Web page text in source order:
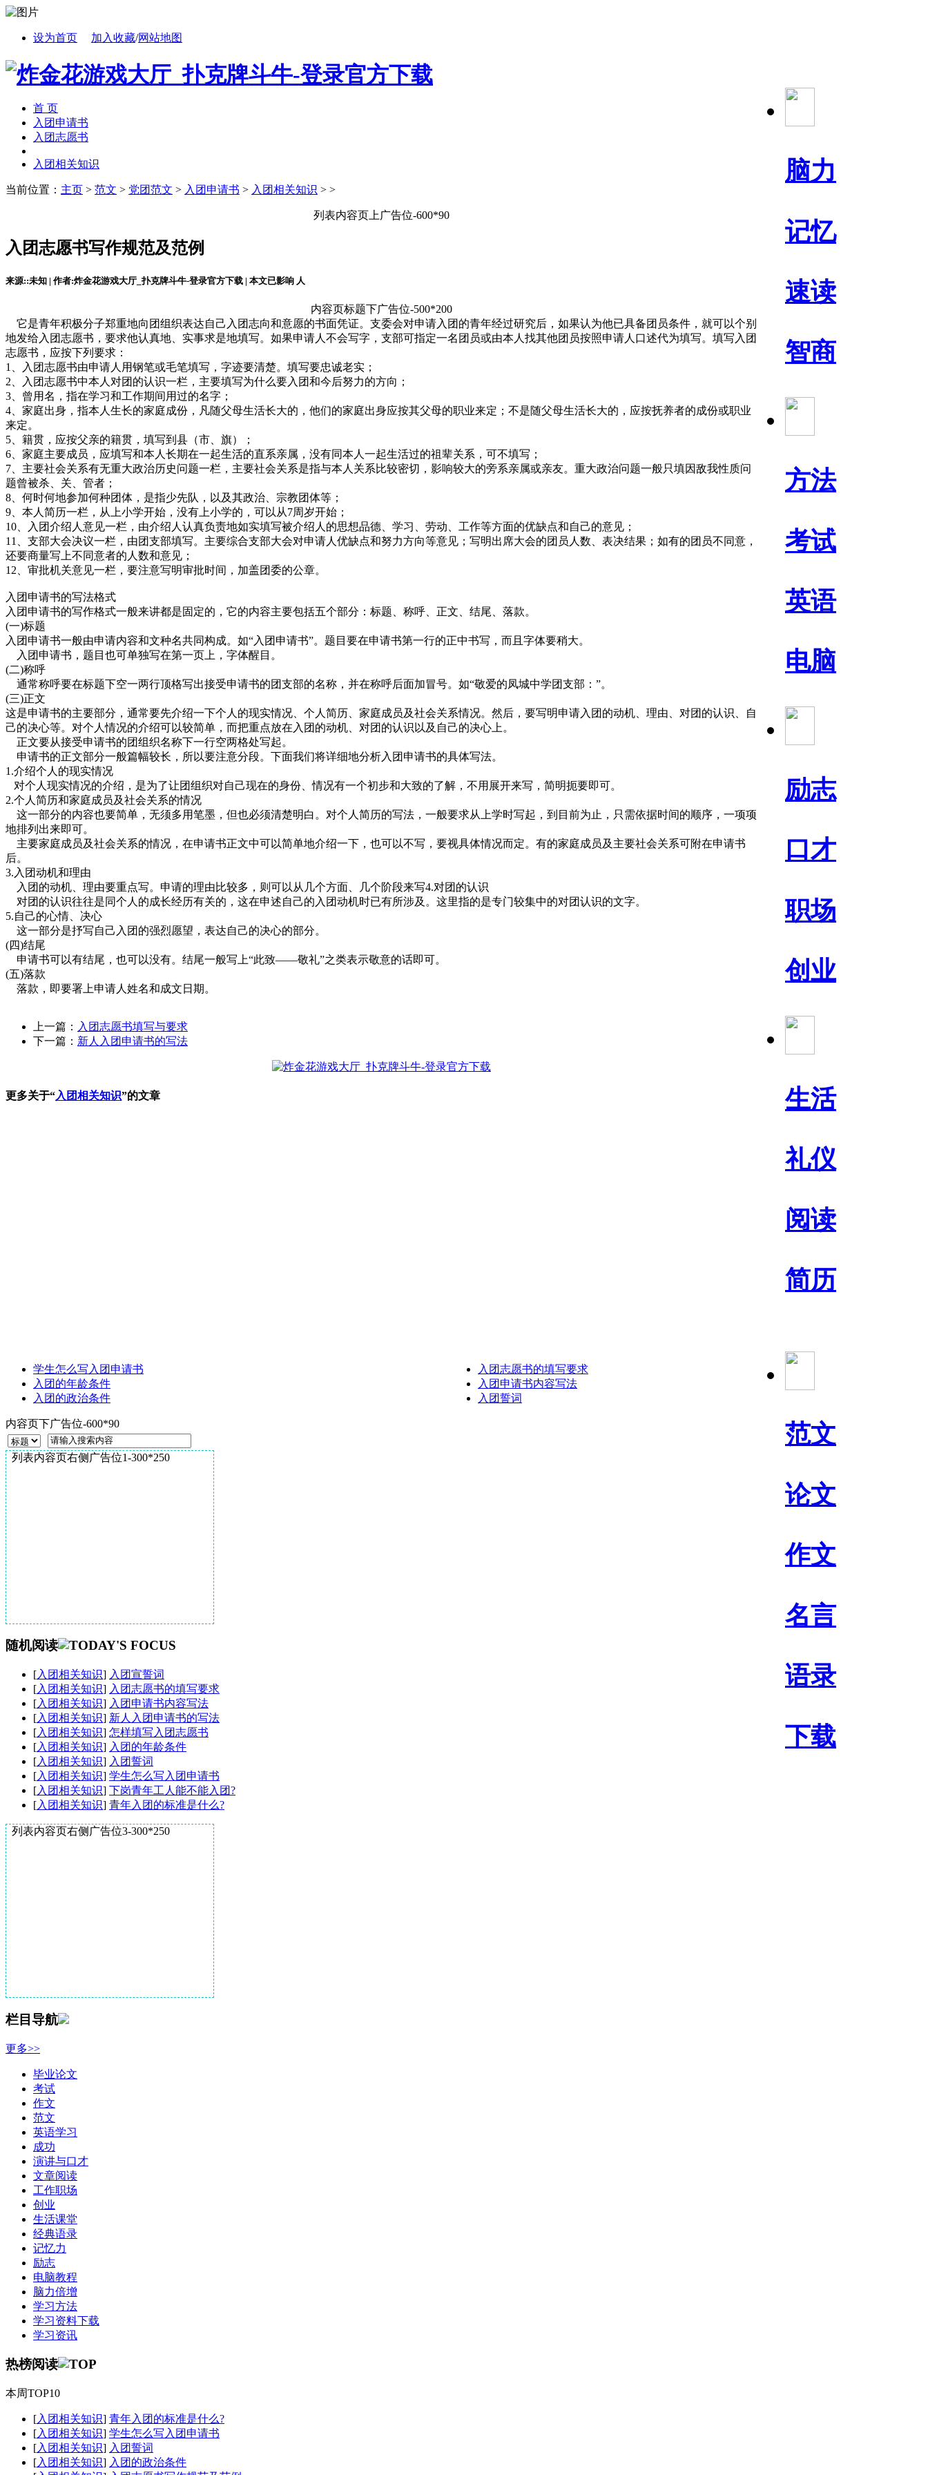
设为首页 加入收藏/网站地图
脑力
记忆
速读
智商
方法
考试
英语
电脑
励志
口才
职场
创业
生活
礼仪
阅读
简历
范文
论文
作文
名言
语录
下载
首 页
入团申请书
入团志愿书
入团相关知识
当前位置： 主页 > 范文 > 党团范文 > 入团申请书 > 入团相关知识 > >
列表内容页上广告位-600*90
入团志愿书写作规范及范例
来源::未知 | 作者:炸金花游戏大厅_扑克牌斗牛-登录官方下载 | 本文已影响 人
内容页标题下广告位-500*200
它是青年积极分子郑重地向团组织表达自己入团志向和意愿的书面凭证。支委会对申请入团的青年经过研究后，如果认为他已具备团员条件，就可以个别
地发给入团志愿书，要求他认真地、实事求是地填写。如果申请人不会写字，支部可指定一名团员或由本人找其他团员按照申请人口述代为填写。填写入团
志愿书，应按下列要求：
1、入团志愿书由申请人用钢笔或毛笔填写，字迹要清楚。填写要忠诚老实；
2、入团志愿书中本人对团的认识一栏，主要填写为什么要入团和今后努力的方向；
3、曾用名，指在学习和工作期间用过的名字；
4、家庭出身，指本人生长的家庭成份，凡随父母生活长大的，他们的家庭出身应按其父母的职业来定；不是随父母生活长大的，应按抚养者的成份或职业
来定。
5、籍贯，应按父亲的籍贯，填写到县（市、旗）；
6、家庭主要成员，应填写和本人长期在一起生活的直系亲属，没有同本人一起生活过的祖辈关系，可不填写；
7、主要社会关系有无重大政治历史问题一栏，主要社会关系是指与本人关系比较密切，影响较大的旁系亲属或亲友。重大政治问题一般只填因敌我性质问
题曾被杀、关、管者；
8、何时何地参加何种团体，是指少先队，以及其政治、宗教团体等；
9、本人简历一栏，从上小学开始，没有上小学的，可以从7周岁开始；
10、入团介绍人意见一栏，由介绍人认真负责地如实填写被介绍人的思想品德、学习、劳动、工作等方面的优缺点和自己的意见；
11、支部大会决议一栏，由团支部填写。主要综合支部大会对申请人优缺点和努力方向等意见；写明出席大会的团员人数、表决结果；如有的团员不同意，
还要商量写上不同意者的人数和意见；
12、审批机关意见一栏，要注意写明审批时间，加盖团委的公章。
入团申请书的写法格式
入团申请书的写作格式一般来讲都是固定的，它的内容主要包括五个部分：标题、称呼、正文、结尾、落款。
(一)标题
入团申请书一般由申请内容和文种名共同构成。如“入团申请书”。题目要在申请书第一行的正中书写，而且字体要稍大。
入团申请书，题目也可单独写在第一页上，字体醒目。
(二)称呼
通常称呼要在标题下空一两行顶格写出接受申请书的团支部的名称，并在称呼后面加冒号。如“敬爱的凤城中学团支部：”。
(三)正文
这是申请书的主要部分，通常要先介绍一下个人的现实情况、个人简历、家庭成员及社会关系情况。然后，要写明申请入团的动机、理由、对团的认识、自
己的决心等。对个人情况的介绍可以较简单，而把重点放在入团的动机、对团的认识以及自己的决心上。
正文要从接受申请书的团组织名称下一行空两格处写起。
申请书的正文部分一般篇幅较长，所以要注意分段。下面我们将详细地分析入团申请书的具体写法。
1.介绍个人的现实情况
对个人现实情况的介绍，是为了让团组织对自己现在的身份、情况有一个初步和大致的了解，不用展开来写，简明扼要即可。
2.个人简历和家庭成员及社会关系的情况
这一部分的内容也要简单，无须多用笔墨，但也必须清楚明白。对个人简历的写法，一般要求从上学时写起，到目前为止，只需依据时间的顺序，一项项
地排列出来即可。
主要家庭成员及社会关系的情况，在申请书正文中可以简单地介绍一下，也可以不写，要视具体情况而定。有的家庭成员及主要社会关系可附在申请书
后。
3.入团动机和理由
入团的动机、理由要重点写。申请的理由比较多，则可以从几个方面、几个阶段来写4.对团的认识
对团的认识往往是同个人的成长经历有关的，这在申述自己的入团动机时已有所涉及。这里指的是专门较集中的对团认识的文字。
5.自己的心情、决心
这一部分是抒写自己入团的强烈愿望，表达自己的决心的部分。
(四)结尾
申请书可以有结尾，也可以没有。结尾一般写上“此致——敬礼”之类表示敬意的话即可。
(五)落款
落款，即要署上申请人姓名和成文日期。
上一篇： 入团志愿书填写与要求
下一篇： 新人入团申请书的写法
更多关于“入团相关知识”的文章
学生怎么写入团申请书
入团志愿书的填写要求
入团的年龄条件
入团申请书内容写法
入团的政治条件
入团誓词
内容页下广告位-600*90
列表内容页右侧广告位1-300*250
随机阅读
[入团相关知识] 入团宣誓词
[入团相关知识] 入团志愿书的填写要求
[入团相关知识] 入团申请书内容写法
[入团相关知识] 新人入团申请书的写法
[入团相关知识] 怎样填写入团志愿书
[入团相关知识] 入团的年龄条件
[入团相关知识] 入团誓词
[入团相关知识] 学生怎么写入团申请书
[入团相关知识] 下岗青年工人能不能入团?
[入团相关知识] 青年入团的标准是什么?
列表内容页右侧广告位3-300*250
栏目导航
更多>>
毕业论文
考试
作文
范文
英语学习
成功
演讲与口才
文章阅读
工作职场
创业
生活课堂
经典语录
记忆力
励志
电脑教程
脑力倍增
学习方法
学习资料下载
学习资讯
热榜阅读
本周TOP10
[入团相关知识] 青年入团的标准是什么?
[入团相关知识] 学生怎么写入团申请书
[入团相关知识] 入团誓词
[入团相关知识] 入团的政治条件